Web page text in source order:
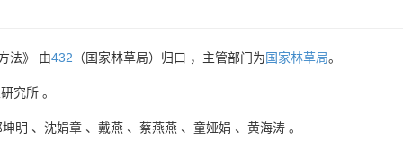
法》 由432 （国家林草局）归口 ，主管部门为国家林草局。
究所 。
明 、 沈娟章 、 戴燕 、 蔡燕燕 、 童娅娟 、 黄海涛 。